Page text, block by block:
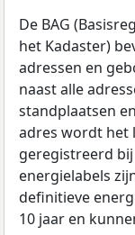
De BAG
het Kadaster)
adressen en
naast alle
standplaatsen
adres wordt het
geregistreerd
energielabels
definitieve
10 jaar en